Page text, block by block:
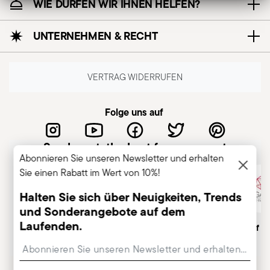
WIE DÜRFEN WIR IHNEN HELFEN?
UNTERNEHMEN & RECHT
VERTRAG WIDERRUFEN
Folge uns auf
Sambonet, the best for you guest
Italienisches
Member of
Abonnieren Sie unseren Newsletter und erhalten
Sie einen Rabatt im Wert von 10%!
Halten Sie sich über Neuigkeiten, Trends
und Sonderangebote auf dem
Laufenden.